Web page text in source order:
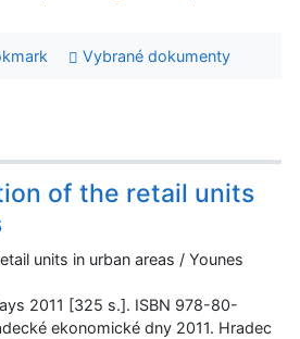
Vybrané dokumenty
of the retail units
units in urban areas / Younes
2011 [325 s.]. ISBN 978-80-
ekonomické dny 2011. Hradec